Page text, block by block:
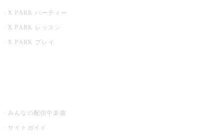
X PARK パーティー
X PARK レッスン
X PARK プレイ
みんなの配信中楽曲
サイトガイド